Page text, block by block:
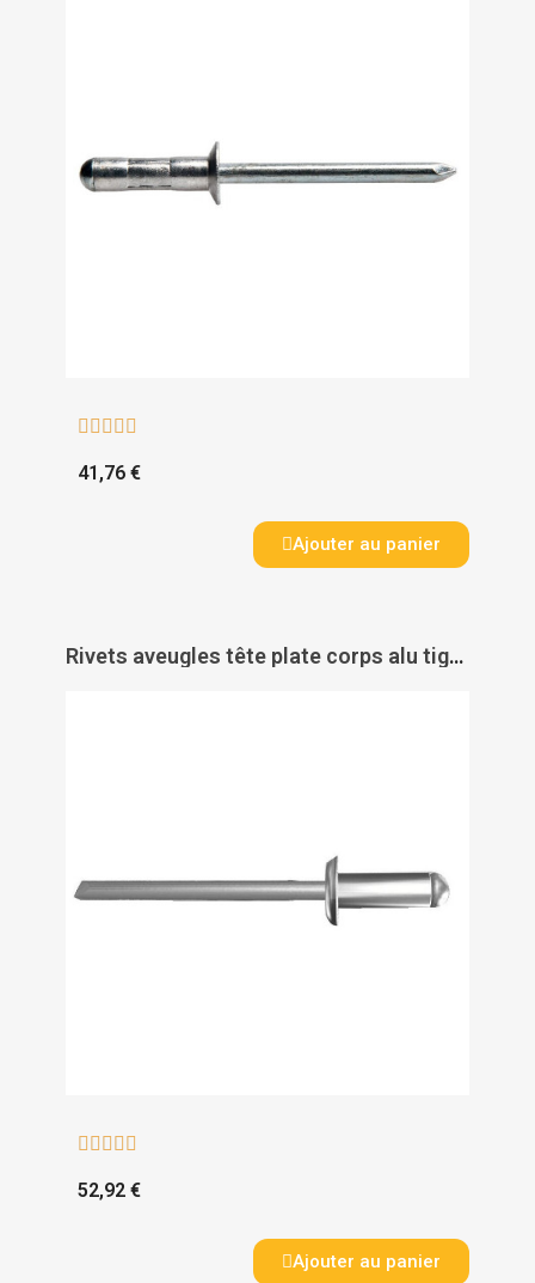
    
41,76 €
Ajouter au panier
Rivets aveugles tête plate corps alu tige acier zingué Rivquick 611 - RIVQUICK
    
52,92 €
Ajouter au panier